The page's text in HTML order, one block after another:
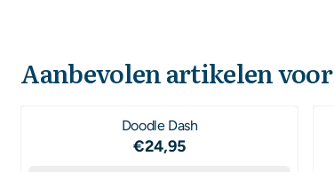
Aanbevolen artikelen voor
Doodle Dash
Prijs: 24,95
€24,95